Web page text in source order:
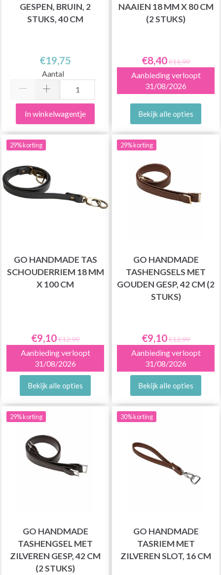
GESPEN, BRUIN, 2
STUKS, 40 CM
€19,75
Aantal
In winkelwagentje
NAAIEN 18 MM X 80 CM
(2 STUKS)
€8,40€11,99
Aanbieding verloopt
31/08/2026
Bekijk alle opties
29% korting
GO HANDMADE TAS
SCHOUDERRIEM 18 MM
X 100 CM
€9,10€12,99
Aanbieding verloopt
31/08/2026
Bekijk alle opties
29% korting
GO HANDMADE
TASHENGSELS MET
GOUDEN GESP, 42 CM (2
STUKS)
€9,10€12,99
Aanbieding verloopt
31/08/2026
Bekijk alle opties
29% korting
GO HANDMADE
TASHENGSEL MET
ZILVEREN GESP, 42 CM
(2 STUKS)
30% korting
GO HANDMADE
TASRIEM MET
ZILVEREN SLOT, 16 CM